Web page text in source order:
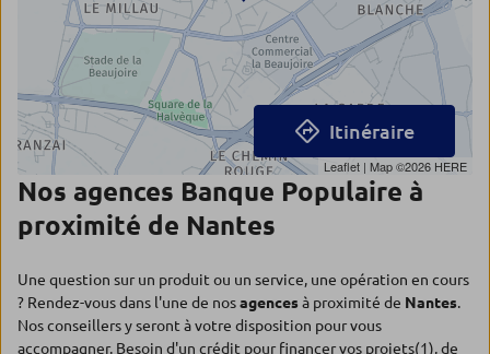
Leaflet | Map ©2026 HERE
Itinéraire
Nos agences Banque Populaire à
proximité de Nantes
Une question sur un produit ou un service, une opération en cours
? Rendez-vous dans l'une de nosagencesà proximité de Nantes.
Nos conseillers y seront à votre disposition pour vous
accompagner. Besoin d'un crédit pour financer vos projets(1), de